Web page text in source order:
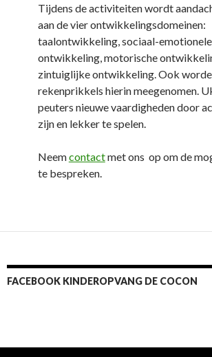
Tijdens de activiteiten wordt
aan de vier ontwikkelingsdomeinen:
taalontwikkeling, sociaal-emotionele
ontwikkeling, motorische
zintuiglijke ontwikkeling. Ook
rekenprikkels hierin meegenomen.
peuters nieuwe vaardigheden door
zijn en lekker te spelen.
Neemcontactmet ons op om de
te bespreken.
FACEBOOK KINDEROPVANG DE COCON